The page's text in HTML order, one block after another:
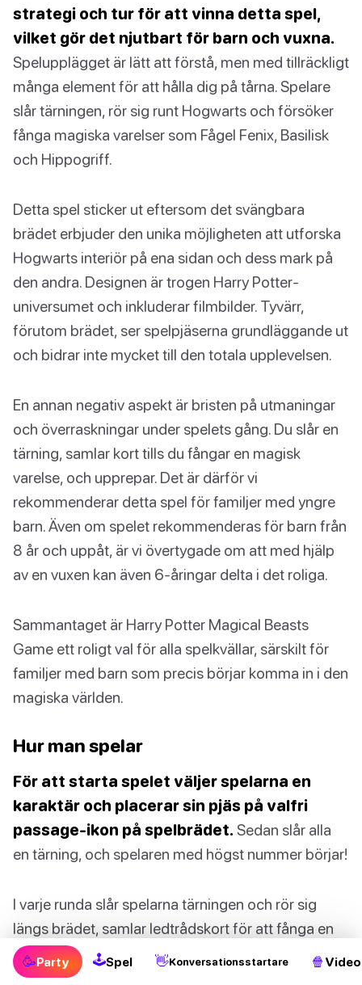
strategi och tur för att vinna detta spel,
vilket gör det njutbart för barn och vuxna.
Spelupplägget är lätt att förstå, men med tillräckligt
många element för att hålla dig på tårna. Spelare
slår tärningen, rör sig runt Hogwarts och försöker
fånga magiska varelser som Fågel Fenix, Basilisk
och Hippogriff.
Detta spel sticker ut eftersom det svängbara
brädet erbjuder den unika möjligheten att utforska
Hogwarts interiör på ena sidan och dess mark på
den andra. Designen är trogen Harry Potter-
universumet och inkluderar filmbilder. Tyvärr,
förutom brädet, ser spelpjäserna grundläggande ut
och bidrar inte mycket till den totala upplevelsen.
En annan negativ aspekt är bristen på utmaningar
och överraskningar under spelets gång. Du slår en
tärning, samlar kort tills du fångar en magisk
varelse, och upprepar. Det är därför vi
rekommenderar detta spel för familjer med yngre
barn. Även om spelet rekommenderas för barn från
8 år och uppåt, är vi övertygade om att med hjälp
av en vuxen kan även 6-åringar delta i det roliga.
Sammantaget är Harry Potter Magical Beasts
Game ett roligt val för alla spelkvällar, särskilt för
familjer med barn som precis börjar komma in i den
magiska världen.
Hur man spelar
För att starta spelet väljer spelarna en
karaktär och placerar sin pjäs på valfri
passage-ikon på spelbrädet. Sedan slår alla
en tärning, och spelaren med högst nummer börjar!
I varje runda slår spelarna tärningen och rör sig
längs brädet, samlar ledtrådskort för att fånga en
av de magiska varelserna. För att fånga en varelse
måste du ha alla rätt ledtrådskort: Färg, storlek,
🥳Party 🕹Spel 👋Konversationsstartare 🍿